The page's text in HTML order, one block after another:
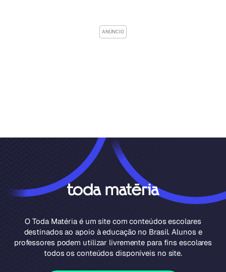
O Toda Matéria é um site com conteúdos escolares
destinados ao apoio à educação no Brasil. Alunos e
professores podem utilizar livremente para fins escolares
todos os conteúdos disponíveis no site.